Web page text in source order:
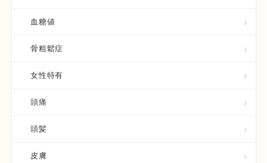
血糖値
骨粗鬆症
女性特有
頭痛
頭髪
皮膚